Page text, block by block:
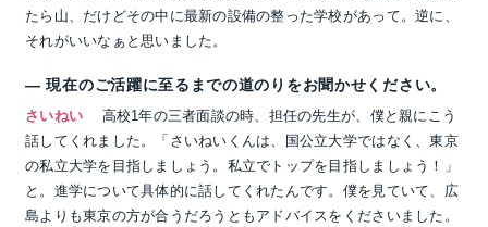
たら山、だけどその中に最新の設備の整った学校があって。逆に、
それがいいなぁと思いました。
― 現在のご活躍に至るまでの道のりをお聞かせください。
さいねい 高校1年の三者面談の時、担任の先生が、僕と親にこう
話してくれました。「さいねいくんは、国公立大学ではなく、東京
の私立大学を目指しましょう。私立でトップを目指しましょう！」
と。進学について具体的に話してくれたんです。僕を見ていて、広
島よりも東京の方が合うだろうともアドバイスをくださいました。